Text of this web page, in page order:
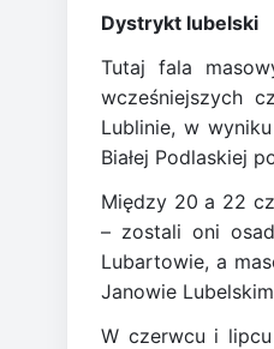
Dystrykt lubelski
Tutaj fala
wcześniejszych
Lublinie, w
Białej Podlaskiej
Między 20 a 22
– zostali oni
Lubartowie, a
Janowie
W czerwcu i